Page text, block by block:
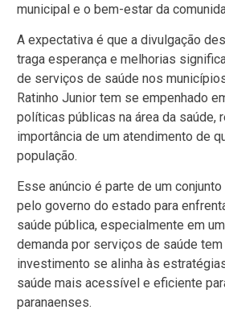
municipal e o bem-estar da
A expectativa é que a divulgação
traga esperança e melhorias
de serviços de saúde nos
Ratinho Junior tem se empenhado
políticas públicas na área da saúde,
importância de um atendimento de
população.
Esse anúncio é parte de um
pelo governo do estado para
saúde pública, especialmente em
demanda por serviços de saúde
investimento se alinha às
saúde mais acessível e eficiente
paranaenses.